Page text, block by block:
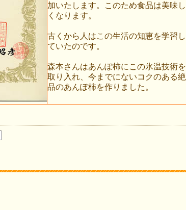
加いたします。このため食品は美味し
くなります。
古くから人はこの生活の知恵を学習し
ていたのです。
森本さんはあんぽ柿にこの氷温技術を
取り入れ、今までにないコクのある絶
品のあんぽ柿を作りました。